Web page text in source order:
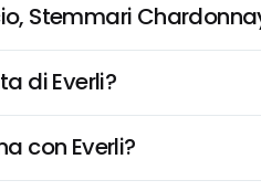
Stemmari
di Everli?
con Everli?